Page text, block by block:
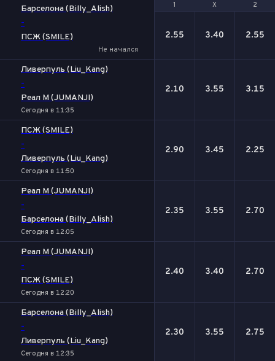
1
Х 2
Барселона (Billy_Alish)
-
ПСЖ (SMILE)
Не начался
1 Х 2
2.55 3.40 2.55
Ливерпуль (Liu_Kang)
-
Реал М (JUMANJI)
Сегодня в 11:35
2.10 3.55 3.15
ПСЖ (SMILE)
-
Ливерпуль (Liu_Kang)
Сегодня в 11:50
2.90 3.45 2.25
Реал М (JUMANJI)
-
Барселона (Billy_Alish)
Сегодня в 12:05
2.35 3.55 2.70
Реал М (JUMANJI)
-
ПСЖ (SMILE)
Сегодня в 12:20
2.40 3.40 2.70
Барселона (Billy_Alish)
-
Ливерпуль (Liu_Kang)
Сегодня в 12:35
2.30 3.55 2.75